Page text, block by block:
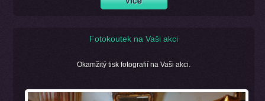
Fotokoutek na Vaši akci
Okamžitý tisk fotografií na Vaši akci.